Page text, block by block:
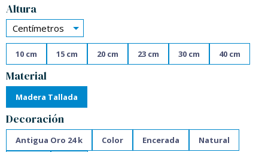
Altura
Centímetros
10 cm 15 cm 20 cm 23 cm 30 cm 40 cm
Material
Madera Tallada
Decoración
Antigua Oro 24 k Color Encerada
Natural